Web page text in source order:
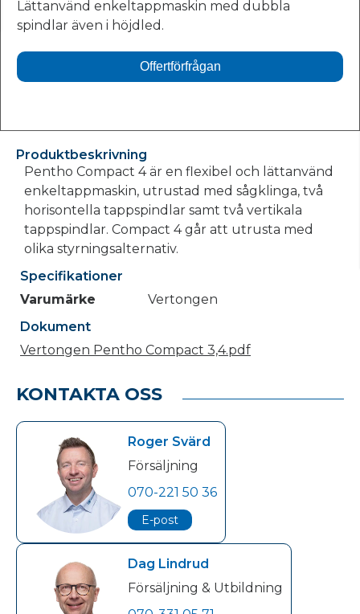
Lättanvänd enkeltappmaskin med dubbla
spindlar även i höjdled.
Offertförfrågan
Produktbeskrivning
Pentho Compact 4 är en flexibel och lättanvänd
enkeltappmaskin, utrustad med sågklinga, två
horisontella tappspindlar samt två vertikala
tappspindlar. Compact 4 går att utrusta med
olika styrningsalternativ.
Specifikationer
Varumärke
Vertongen
Dokument
Vertongen Pentho Compact 3,4.pdf
KONTAKTA OSS
Roger Svärd
Försäljning
070-221 50 36
E-post
Dag Lindrud
Försäljning & Utbildning